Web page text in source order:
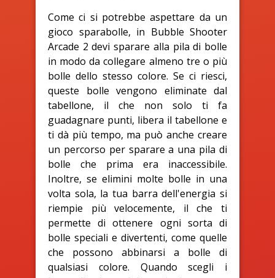
Come ci si potrebbe aspettare da un
gioco sparabolle, in Bubble Shooter
Arcade 2 devi sparare alla pila di bolle
in modo da collegare almeno tre o più
bolle dello stesso colore. Se ci riesci,
queste bolle vengono eliminate dal
tabellone, il che non solo ti fa
guadagnare punti, libera il tabellone e
ti dà più tempo, ma può anche creare
un percorso per sparare a una pila di
bolle che prima era inaccessibile.
Inoltre, se elimini molte bolle in una
volta sola, la tua barra dell'energia si
riempie più velocemente, il che ti
permette di ottenere ogni sorta di
bolle speciali e divertenti, come quelle
che possono abbinarsi a bolle di
qualsiasi colore. Quando scegli i